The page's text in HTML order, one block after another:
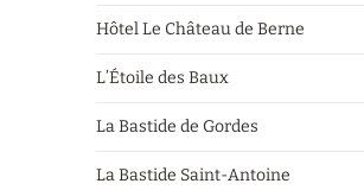
Hôtel Le Château de Berne
L’Étoile des Baux
La Bastide de Gordes
La Bastide Saint-Antoine